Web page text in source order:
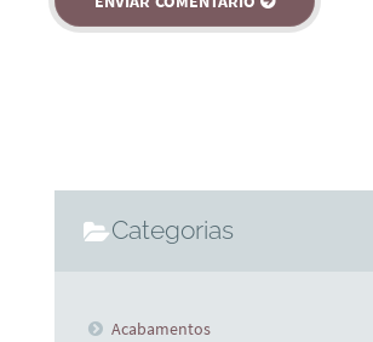
Categorias
Acabamentos